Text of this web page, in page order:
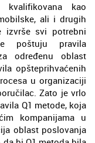
kao
ali i drugih
izvrše svi potrebni
poštuju pravila
određenu oblast
opšteprihvaćenih
u organizaciji
Zato je vrlo
Q1 metode, koja
kompanijama u
oblast poslovanja